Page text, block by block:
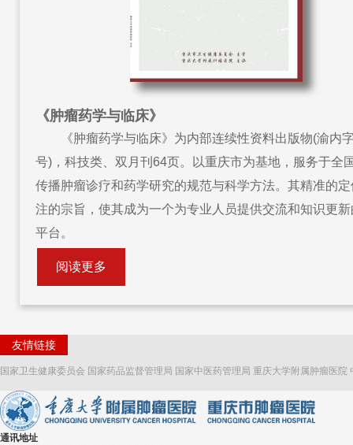
《肿瘤药学与临床》
《肿瘤药学与临床》为内部连续性资料出版物(渝内
号)，科技类、双月刊64页。以重庆市为基地，服务于全
传播肿瘤诊疗和药学研究的规范与科学方法。其精准的
注的宗旨，使其成为一个为专业人员提供交流和知识更
平台。
阅读更多
友情链接
国家卫生健康委员会 国家药品监督管理局 国家中医药管理局 重庆大学附属肿瘤医院
通讯地址